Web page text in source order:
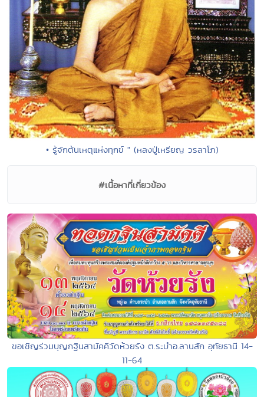
• รู้จักต้นเหตุแห่งทุกข์ " (หลงปู่เหรียญ วรลาโภ)
#เนื้อหาที่เกี่ยวข้อง
ขอเชิญร่วมบุญกฐินสามัคคีวัดห้วยรัง ต.ระบำอ.ลานสัก อุทัยธานี 14-
11-64